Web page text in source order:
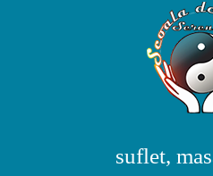
suflet,